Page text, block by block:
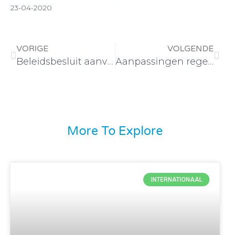
23-04-2020
VORIGE
Beleidsbesluit aanvullende coronamaatregelen
VOLGENDE
Aanpassingen regeling tegemoetkoming ondernemers in getroffen sectoren (TOGS)
More To Explore
INTERNATIONAAL